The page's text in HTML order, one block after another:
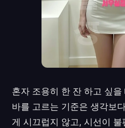
혼자 조용히 한 잔 하고 싶을
바를 고르는 기준은 생각보
게 시끄럽지 않고, 시선이